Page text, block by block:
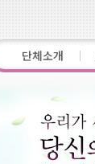
단체소개